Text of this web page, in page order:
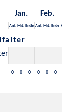
Jan. Feb.
Anf. Mit. Ende Anf. Mit. Ende
0 0 0 0 0 0